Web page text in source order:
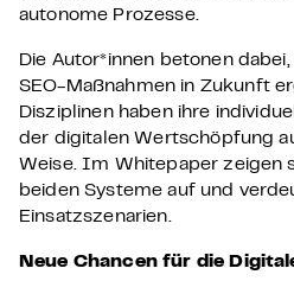
autonome Prozesse.
Die Autor*innen betonen
SEO-Maßnahmen in Zukunft
Disziplinen haben ihre
der digitalen Wertschöpfung
Weise. Im Whitepaper zeigen
beiden Systeme auf und
Einsatzszenarien.
Neue Chancen für die